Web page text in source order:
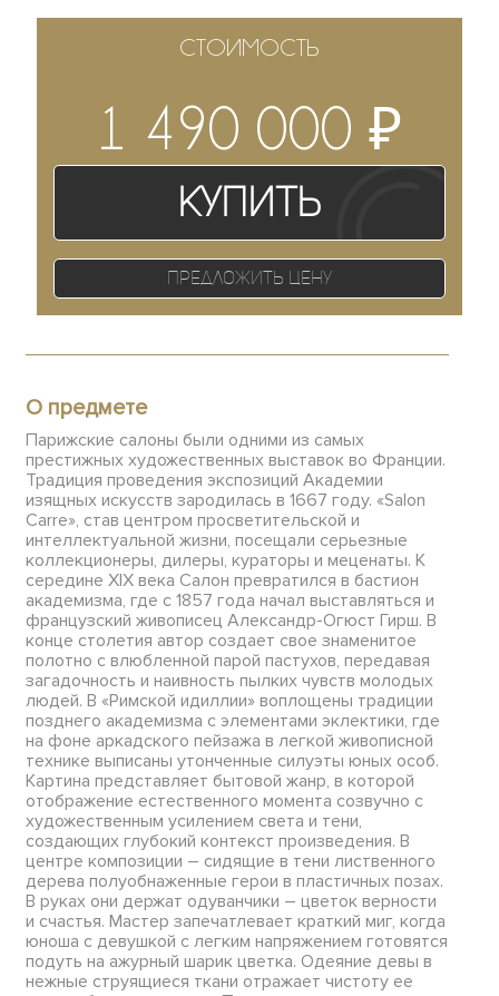
СТОИМОСТЬ
1 490 000₽
Купить
Предложить цену
О предмете
Парижские салоны были одними из самых
престижных художественных выставок во Франции.
Традиция проведения экспозиций Академии
изящных искусств зародилась в 1667 году. «Salon
Carre», став центром просветительской и
интеллектуальной жизни, посещали серьезные
коллекционеры, дилеры, кураторы и меценаты. К
середине XIX века Салон превратился в бастион
академизма, где с 1857 года начал выставляться и
французский живописец Александр-Огюст Гирш. В
конце столетия автор создает свое знаменитое
полотно с влюбленной парой пастухов, передавая
загадочность и наивность пылких чувств молодых
людей. В «Римской идиллии» воплощены традиции
позднего академизма с элементами эклектики, где
на фоне аркадского пейзажа в легкой живописной
технике выписаны утонченные силуэты юных особ.
Картина представляет бытовой жанр, в которой
отображение естественного момента созвучно с
художественным усилением света и тени,
создающих глубокий контекст произведения. В
центре композиции – сидящие в тени лиственного
дерева полуобнаженные герои в пластичных позах.
В руках они держат одуванчики – цветок верности
и счастья. Мастер запечатлевает краткий миг, когда
юноша с девушкой с легким напряжением готовятся
подуть на ажурный шарик цветка. Одеяние девы в
нежные струящиеся ткани отражает чистоту ее